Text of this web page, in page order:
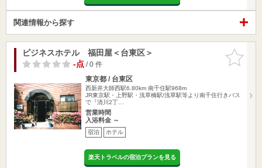
関連情報から探す
お気に入
りに追加
ビジネスホテル 福田屋＜台東区＞
-点/ 0 件
東京都 / 台東区
西新井大師西駅6.80km 南千住駅968m
JR東京駅・上野駅・浅草橋駅/浅草駅等より南千住行きバス
で『清川2丁…
営業時間
入浴料金 ～
宿泊 ホテル
楽天トラベルの宿泊プランを見る